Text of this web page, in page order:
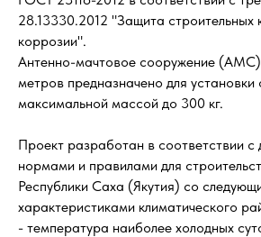
28.13330.2012 "Защита строительных
коррозии".
Антенно-мачтовое сооружение
метров предназначено для
максимальной массой до 300 кг.
Проект разработан в соответствии
нормами и правилами для
Республики Саха (Якутия) со
характеристиками климатического
- температура наиболее холодных